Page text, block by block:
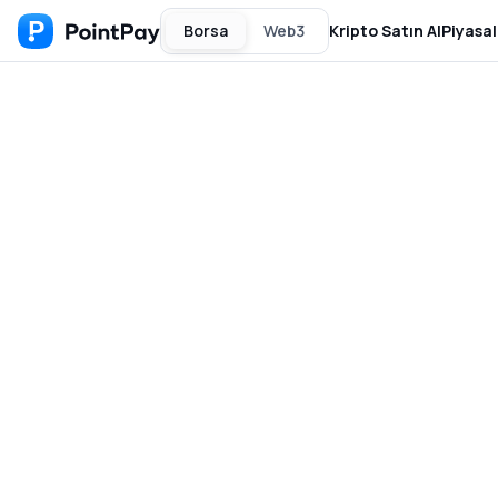
Borsa Web3 Kripto Satın Al